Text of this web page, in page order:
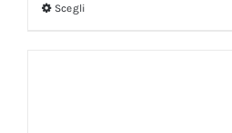
Scegli